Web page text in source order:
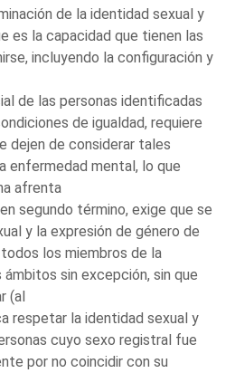
de la identidad sexual y
es la capacidad que tienen las
incluyendo la configuración y
de las personas identificadas
de igualdad, requiere
dejen de considerar tales
enfermedad mental, lo que
afrenta
segundo término, exige que se
y la expresión de género de
los miembros de la
sin excepción, sin que
(al
respetar la identidad sexual y
cuyo sexo registral fue
por no coincidir con su